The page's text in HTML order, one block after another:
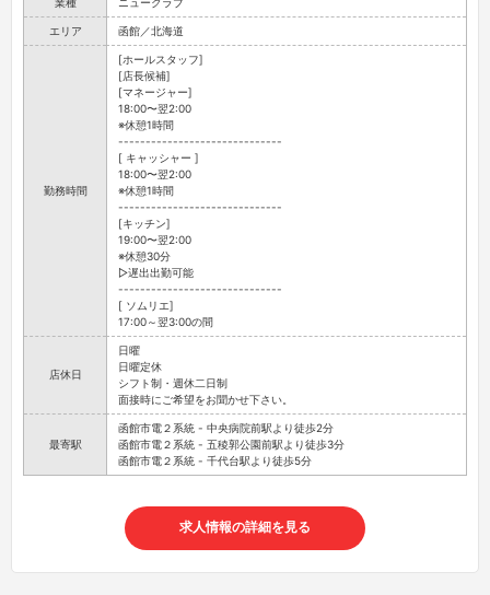
エリア 函館／北海道
勤務時間
[ホールスタッフ]
[店長候補]
[マネージャー]
18:00〜翌2:00
※休憩1時間
------------------------------
[ キャッシャー ]
18:00〜翌2:00
※休憩1時間
------------------------------
[キッチン]
19:00〜翌2:00
※休憩30分
▷遅出出勤可能
------------------------------
[ ソムリエ]
17:00～翌3:00の間
店休日
日曜
日曜定休
シフト制・週休二日制
面接時にご希望をお聞かせ下さい。
最寄駅
函館市電２系統 - 中央病院前駅より徒歩2分
函館市電２系統 - 五稜郭公園前駅より徒歩3分
函館市電２系統 - 千代台駅より徒歩5分
求人情報の詳細を見る